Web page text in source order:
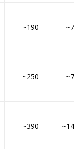
~190
~250
~390